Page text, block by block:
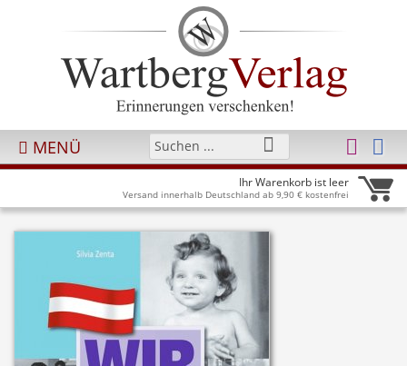
MENÜ
Ihr Warenkorb ist leer
Versand innerhalb Deutschland ab 9,90 € kostenfrei